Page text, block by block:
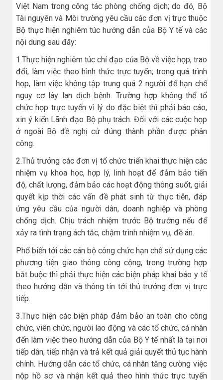
Việt Nam trong công tác phòng chống dịch; do đó, Bộ
Tài nguyên và Môi trường yêu cầu các đơn vị trực thuộc
Bộ thực hiện nghiêm túc hướng dẫn của Bộ Y tế và các
nội dung sau đây:
1.Thực hiện nghiêm túc chỉ đạo của Bộ về việc họp, trao
đổi, làm việc theo hình thức trực tuyến; trong quá trình
họp, làm việc không tập trung quá 2 người để hạn chế
nguy cơ lây lan dịch bệnh. Trường hợp không thể tổ
chức họp trực tuyến vì lý do đặc biệt thì phải báo cáo,
xin ý kiến Lãnh đạo Bộ phụ trách. Đối với các cuộc họp
ở ngoài Bộ đề nghị cử đúng thành phần được phân
công.
2.Thủ trưởng các đơn vị tổ chức triển khai thực hiện các
nhiệm vụ khoa học, hợp lý, linh hoạt để đảm bảo tiến
độ, chất lượng, đảm bảo các hoạt động thông suốt, giải
quyết kịp thời các vấn đề phát sinh từ thực tiễn, đáp
ứng yêu cầu của người dân, doanh nghiệp và phòng
chống dịch. Chịu trách nhiệm trước Bộ trưởng nếu để
xảy ra tình trạng ách tắc, chậm trình nhiệm vụ, đề án.
Phổ biến tới các cán bộ công chức hạn chế sử dụng các
phương tiện giao thông công cộng, trong trường hợp
bắt buộc thì phải thực hiện các biện pháp khai báo y tế
theo hướng dẫn và thông tin tới thủ trưởng đơn vị trực
tiếp.
3.Thực hiện các biện pháp đảm bảo an toàn cho công
chức, viên chức, người lao động và các tổ chức, cá nhân
đến làm việc theo hướng dẫn của Bộ Y tế nhất là tại nơi
tiếp dân, tiếp nhận và trả kết quả giải quyết thủ tục hành
chính. Hướng dẫn các tổ chức, cá nhân tăng cường việc
nộp hồ sơ và nhận kết quả theo hình thức trực tuyến